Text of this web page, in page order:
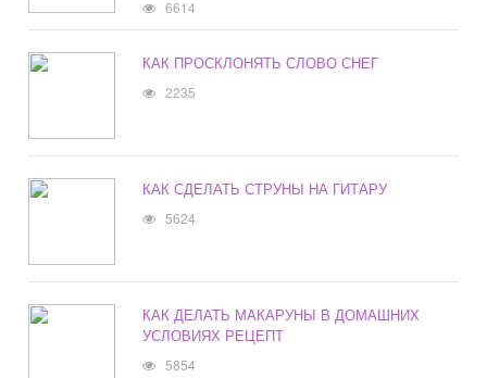
6614
КАК ПРОСКЛОНЯТЬ СЛОВО СНЕГ
2235
КАК СДЕЛАТЬ СТРУНЫ НА ГИТАРУ
5624
КАК ДЕЛАТЬ МАКАРУНЫ В ДОМАШНИХ
УСЛОВИЯХ РЕЦЕПТ
5854